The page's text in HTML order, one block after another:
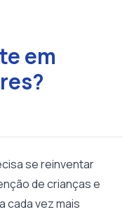
em
se reinventar
de crianças e
cada vez mais